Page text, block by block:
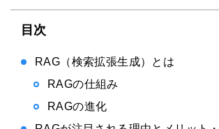
目次
RAG（検索拡張生成）とは
RAGの仕組み
RAGの進化